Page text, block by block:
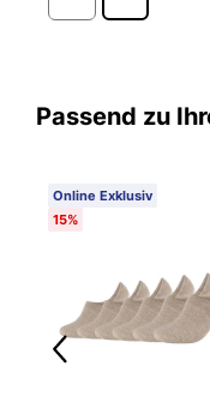
Passend zu
Online Exklusiv
15%